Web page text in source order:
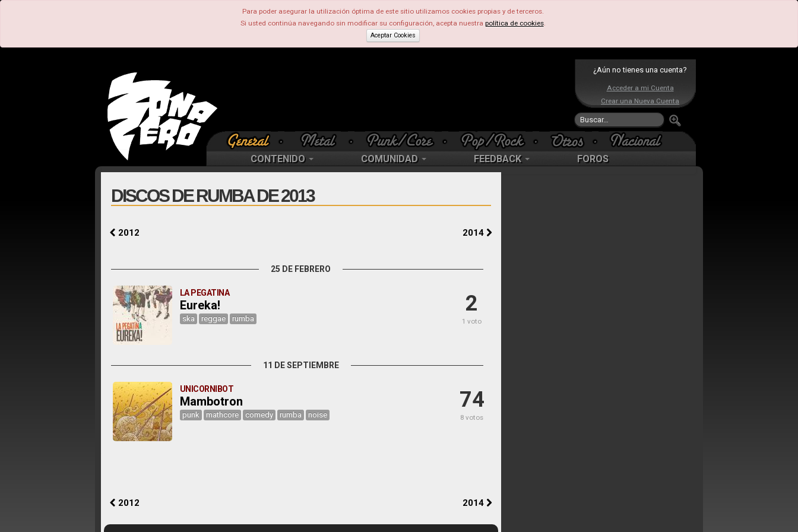
Para poder asegurar la utilización óptima de este sitio utilizamos cookies propias y de terceros.
Si usted continúa navegando sin modificar su configuración, acepta nuestra política de cookies.
Aceptar Cookies
¿Aún no tienes una cuenta?
Acceder a mi Cuenta
Crear una Nueva Cuenta
CONTENIDO COMUNIDAD FEEDBACK FOROS
DISCOS DE RUMBA DE 2013
2012 2014
25 DE FEBRERO
2
1 voto
LA PEGATINA
Eureka!
ska reggae rumba
11 DE SEPTIEMBRE
74
8 votos
UNICORNIBOT
Mambotron
punk mathcore comedy rumba noise
2012 2014